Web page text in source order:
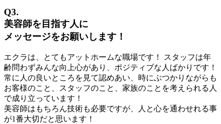
Q3.
美容師を目指す人に
メッセージをお願いします！
エクラは、とてもアットホームな職場です！ スタッフは年
齢問わずみんな向上心があり、ポジティブな人ばかりです！
常に人の良いところを見て認めあい、時にぶつかりながらも
お客様のこと、スタッフのこと、家族のことを考えられる人
で成り立っています！
美容師はもちろん技術も必要ですが、人と心を通わせれる事
が1番大切だと思います！